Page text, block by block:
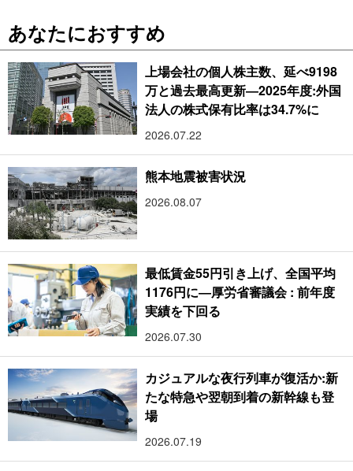
あなたにおすすめ
上場会社の個人株主数、延べ9198
万と過去最高更新―2025年度:外国
法人の株式保有比率は34.7%に
2026.07.22
熊本地震被害状況
2026.08.07
最低賃金55円引き上げ、全国平均
1176円に―厚労省審議会 : 前年度
実績を下回る
2026.07.30
カジュアルな夜行列車が復活か:新
たな特急や翌朝到着の新幹線も登
場
2026.07.19